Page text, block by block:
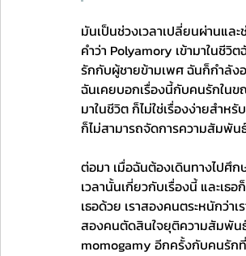
มันเป็นช่วงเวลาเปลี่ยนผ่านแ
คำว่า Polyamory เข้ามาในชี
รักกับผู้ชายข้ามเพศ ฉันก็กำลั
ฉันเคยบอกเรื่องนี้กับคนรักในข
มาในชีวิต ก็ไม่ใช่เรื่องง่ายสำห
ก็ไม่สามารถจัดการความสัมพัน
ต่อมา เมื่อฉันต้องเดินทางไป
เวลานั้นเกี่ยวกับเรื่องนี้ และเ
เธอด้วย เราสองคนตระหนักว่า
สองคนตัดสินใจยุติความสัมพัน
momogamy อีกครั้งกับคนรัก